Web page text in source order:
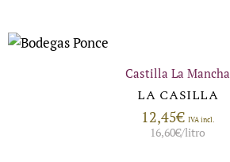
Castilla La Mancha
LA CASILLA
12,45€ IVA incl.
16,60€/litro